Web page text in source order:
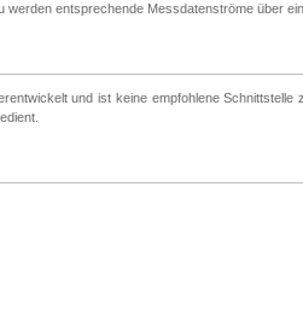
werden entsprechende Messdatenströme über
und ist keine empfohlene